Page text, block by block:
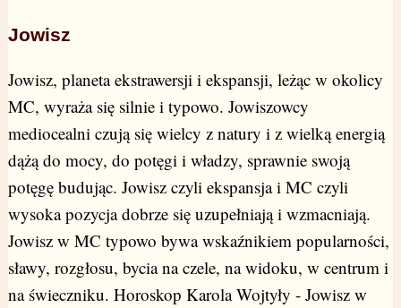
Jowisz
Jowisz, planeta ekstrawersji i ekspansji, leżąc w okolicy
MC, wyraża się silnie i typowo. Jowiszowcy
mediocealni czują się wielcy z natury i z wielką energią
dążą do mocy, do potęgi i władzy, sprawnie swoją
potęgę budując. Jowisz czyli ekspansja i MC czyli
wysoka pozycja dobrze się uzupełniają i wzmacniają.
Jowisz w MC typowo bywa wskaźnikiem popularności,
sławy, rozgłosu, bycia na czele, na widoku, w centrum i
na świeczniku. Horoskop Karola Wojtyły - Jowisz w